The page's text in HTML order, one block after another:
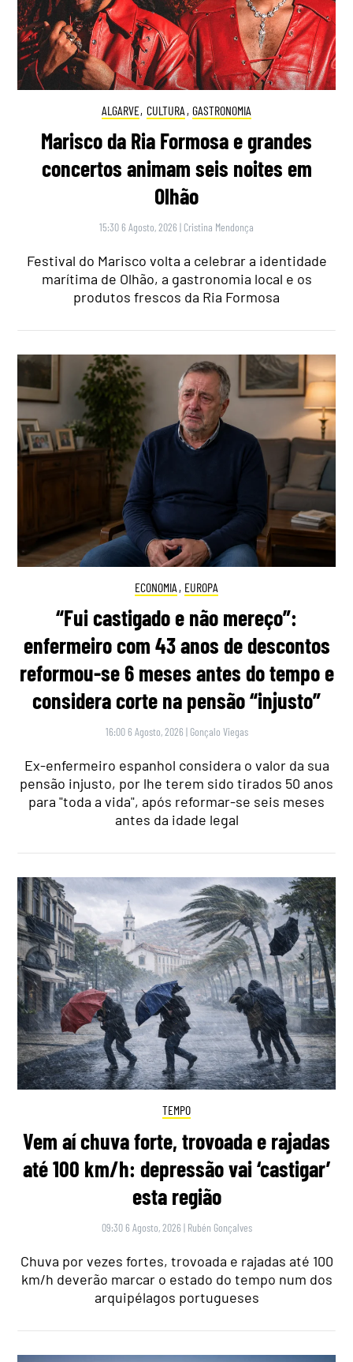
ALGARVE, CULTURA , GASTRONOMIA
Marisco da Ria Formosa e grandes
concertos animam seis noites em
Olhão
15:30 6 Agosto, 2026 | Cristina Mendonça
Festival do Marisco volta a celebrar a identidade
marítima de Olhão, a gastronomia local e os
produtos frescos da Ria Formosa
ECONOMIA , EUROPA
“Fui castigado e não mereço”:
enfermeiro com 43 anos de descontos
reformou-se 6 meses antes do tempo e
considera corte na pensão “injusto”
16:00 6 Agosto, 2026 | Gonçalo Viegas
Ex-enfermeiro espanhol considera o valor da sua
pensão injusto, por lhe terem sido tirados 50 anos
para "toda a vida", após reformar-se seis meses
antes da idade legal
TEMPO
Vem aí chuva forte, trovoada e rajadas
até 100 km/h: depressão vai ‘castigar’
esta região
09:30 6 Agosto, 2026 | Rubén Gonçalves
Chuva por vezes fortes, trovoada e rajadas até 100
km/h deverão marcar o estado do tempo num dos
arquipélagos portugueses